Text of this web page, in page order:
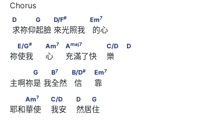
D      　　　G　　      D/F
D G D/F# Em7
求祢仰起臉 來光照我   的心
E/G# Am
A maj
C/D　                              D
E/G# Am7 Amaj7 C/D D
祢使我     心     充滿了快    樂
G　      　B7 B/D
Em7
G B7 B/D# Em7
主啊祢是 我全然   信     靠
Am7
C/D
D　　G
Am7 C/D D G
耶和華使    我安    然居住